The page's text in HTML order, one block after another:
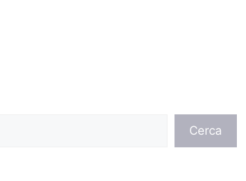
Cerca